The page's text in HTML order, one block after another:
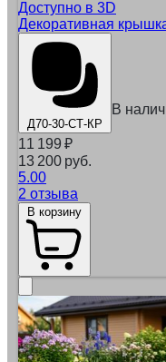
Доступно в 3D
Декоративная
Д70-30-СТ-КР
В
11 199 ₽
13 200 руб.
5.00
2 отзыва